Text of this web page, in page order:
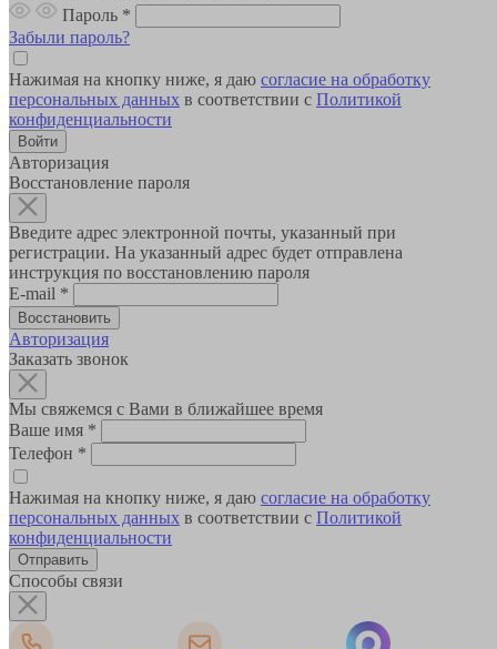
Пароль *
Забыли пароль?
Нажимая на кнопку ниже, я даю согласие на обработку
персональных данных в соответствии с Политикой
конфиденциальности
Авторизация
Восстановление пароля
Введите адрес электронной почты, указанный при
регистрации. На указанный адрес будет отправлена
инструкция по восстановлению пароля
E-mail *
Авторизация
Заказать звонок
Мы свяжемся с Вами в ближайшее время
Ваше имя *
Телефон *
Нажимая на кнопку ниже, я даю согласие на обработку
персональных данных в соответствии с Политикой
конфиденциальности
Способы связи